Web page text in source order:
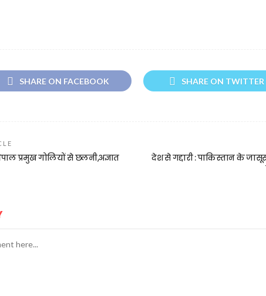
SHARE ON FACEBOOK SHARE ON TWITTER
प्रमुख गोलियों से छलनी,अज्ञात
देश से गद्दारी : पाकिस्तान के